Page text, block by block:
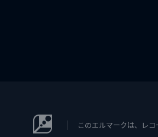
このエルマークは、レ